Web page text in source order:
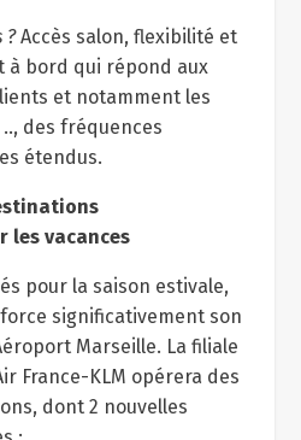
?Accès salon, flexibilité et
à bord qui répond aux
et notamment les
des fréquences
étendus.
les vacances
pour la saison estivale,
significativement son
Marseille. La filiale
France-KLM opérera des
dont 2 nouvelles